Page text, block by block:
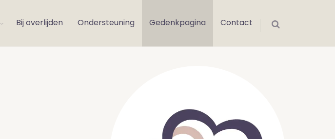
Bij overlijden Ondersteuning Gedenkpagina Contact